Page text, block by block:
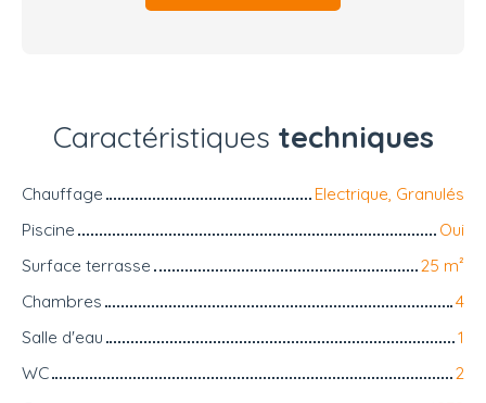
Caractéristiques techniques
Chauffage
Electrique, Granulés
Piscine
Oui
Surface terrasse
25 m²
Chambres
4
Salle d'eau
1
WC
2